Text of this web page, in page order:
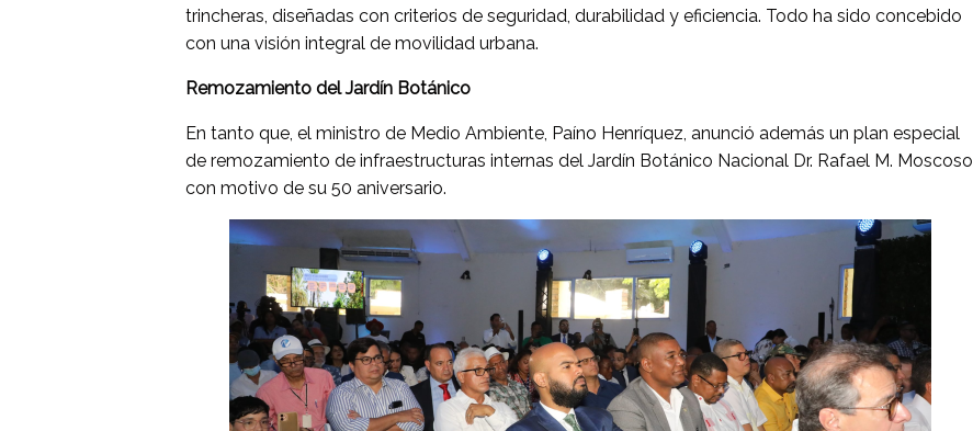
trincheras, diseñadas con criterios de seguridad, durabilidad y eficiencia. Todo ha sido concebido
con una visión integral de movilidad urbana.
Remozamiento del Jardín Botánico
En tanto que, el ministro de Medio Ambiente, Paíno Henríquez, anunció además un plan especial
de remozamiento de infraestructuras internas del Jardín Botánico Nacional Dr. Rafael M. Moscoso,
con motivo de su 50 aniversario.